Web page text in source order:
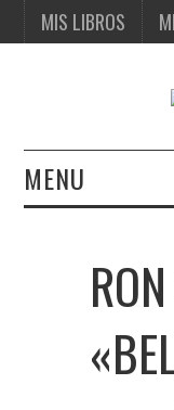
MIS LIBROS
MENU
MIS VIAJES